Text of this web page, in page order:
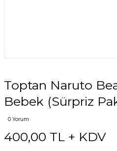
Toptan Naruto
Bebek (Sürpriz
0 Yorum
400,00 TL + KDV